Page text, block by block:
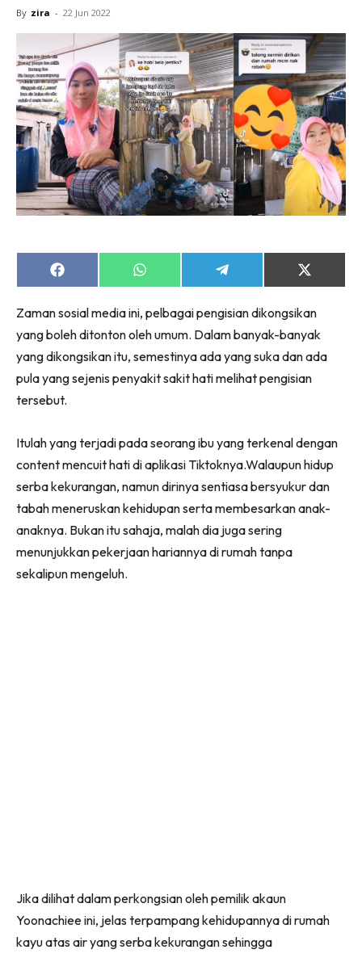
By zira - 22 Jun 2022
Share
on
Share
on
Share
on
Share
on
(Twitter)
Zaman sosial media ini, pelbagai pengisian dikongsikan
yang boleh ditonton oleh umum. Dalam banyak-banyak
yang dikongsikan itu, semestinya ada yang suka dan ada
pula yang sejenis penyakit sakit hati melihat pengisian
tersebut.
Itulah yang terjadi pada seorang ibu yang terkenal dengan
content mencuit hati di aplikasi Tiktoknya.Walaupun hidup
serba kekurangan, namun dirinya sentiasa bersyukur dan
tabah meneruskan kehidupan serta membesarkan anak-
anaknya. Bukan itu sahaja, malah dia juga sering
menunjukkan pekerjaan hariannya di rumah tanpa
sekalipun mengeluh.
Jika dilihat dalam perkongsian oleh pemilik akaun
Yoonachiee ini, jelas terpampang kehidupannya di rumah
kayu atas air yang serba kekurangan sehingga